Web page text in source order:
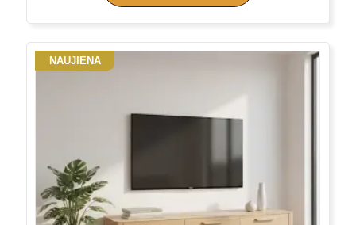
NAUJIENA